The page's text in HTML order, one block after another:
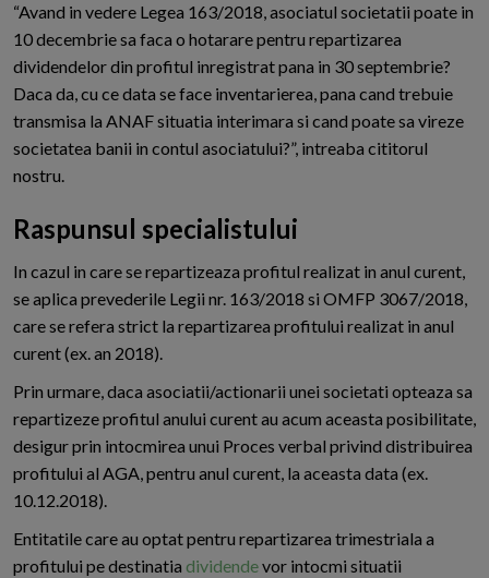
“Avand in vedere Legea 163/2018, asociatul societatii poate in
10 decembrie sa faca o hotarare pentru repartizarea
dividendelor din profitul inregistrat pana in 30 septembrie?
Daca da, cu ce data se face inventarierea, pana cand trebuie
transmisa la ANAF situatia interimara si cand poate sa vireze
societatea banii in contul asociatului?”, intreaba cititorul
nostru.
Raspunsul specialistului
In cazul in care se repartizeaza profitul realizat in anul curent,
se aplica prevederile Legii nr. 163/2018 si OMFP 3067/2018,
care se refera strict la repartizarea profitului realizat in anul
curent (ex. an 2018).
Prin urmare, daca asociatii/actionarii unei societati opteaza sa
repartizeze profitul anului curent au acum aceasta posibilitate,
desigur prin intocmirea unui Proces verbal privind distribuirea
profitului al AGA, pentru anul curent, la aceasta data (ex.
10.12.2018).
Entitatile care au optat pentru repartizarea trimestriala a
profitului pe destinatia dividendevor intocmi situatii